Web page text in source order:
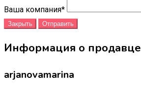
Ваша компания*
Закрыть Отправить
Информация о продавце
arjanovamarina